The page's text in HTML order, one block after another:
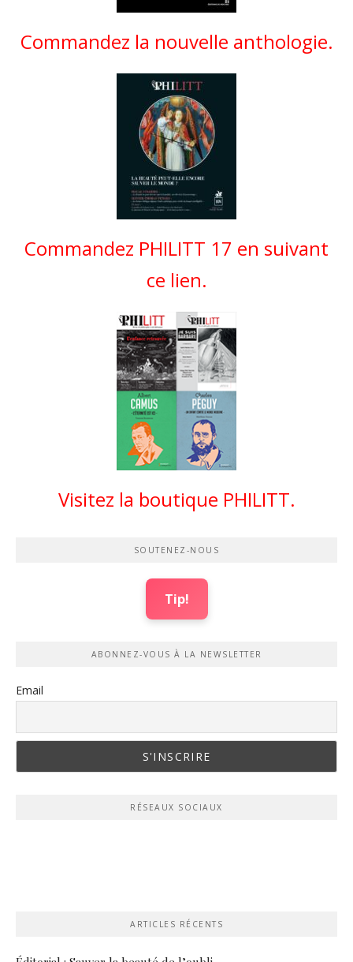
Commandez la nouvelle anthologie.
Commandez PHILITT 17 en suivant
ce lien.
Visitez la boutique PHILITT.
SOUTENEZ-NOUS
Tip!
ABONNEZ-VOUS À LA NEWSLETTER
Email
RÉSEAUX SOCIAUX
ARTICLES RÉCENTS